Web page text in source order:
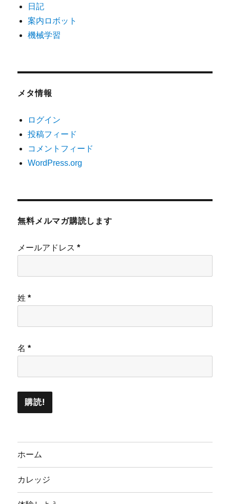
日記
案内ロボット
機械学習
メタ情報
ログイン
投稿フィード
コメントフィード
WordPress.org
無料メルマガ購読します
メールアドレス*
姓*
名*
ホーム
カレッジ